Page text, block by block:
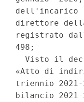
dell'incarico
direttore
registrato
498;
Visto il
«Atto di
triennio
bilancio 2021-